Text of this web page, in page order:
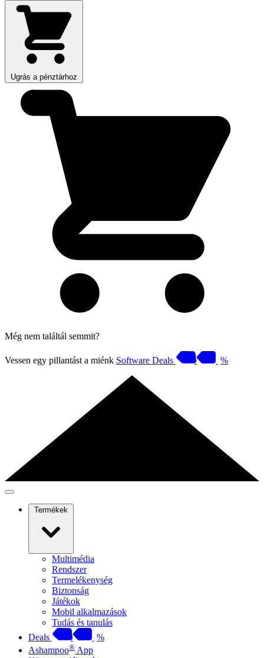
Ugrás a pénztárhoz
Még nem találtál semmit?
Vessen egy pillantást a miénk Software Deals %
Termékek
Multimédia
Rendszer
Termelékenység
Biztonság
Játékok
Mobil alkalmazások
Tudás és tanulás
Deals
%
Ashampoo® App